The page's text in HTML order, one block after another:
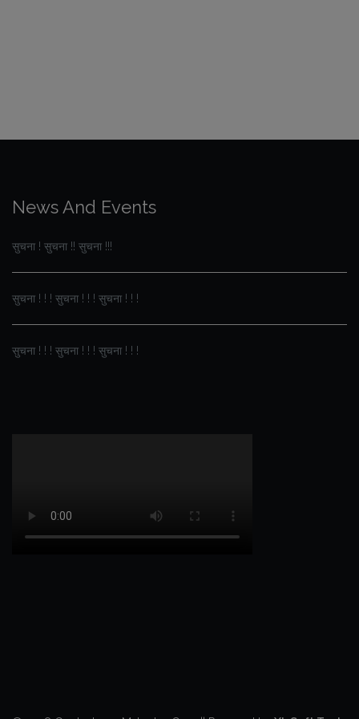
News And Events
सुचना ! सुचना !! सुचना !!!
सुचना ! ! ! सुचना ! ! ! सुचना ! ! !
सुचना ! ! ! सुचना ! ! ! सुचना ! ! !